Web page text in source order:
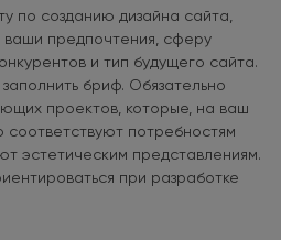
по созданию дизайна сайта,
ваши предпочтения, сферу
и тип будущего сайта.
бриф. Обязательно
проектов, которые, на ваш
соответствуют потребностям
эстетическим представлениям.
при разработке